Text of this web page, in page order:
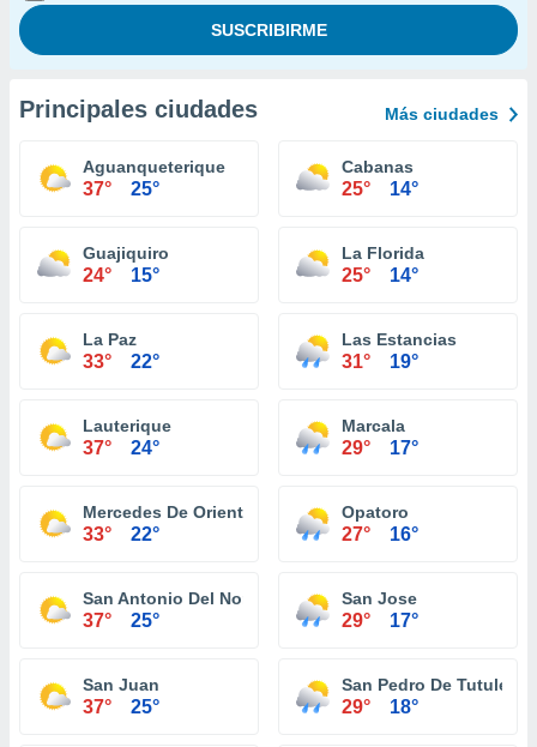
Principales ciudades Más ciudades
Aguanqueterique
37° 25°
Cabanas
25° 14°
Guajiquiro
24° 15°
La Florida
25° 14°
La Paz
33° 22°
Las Estancias
31° 19°
Lauterique
37° 24°
Marcala
29° 17°
Mercedes De Oriente
33° 22°
Opatoro
27° 16°
San Antonio Del Norte
37° 25°
San Jose
29° 17°
San Juan
37° 25°
San Pedro De Tutule
29° 18°